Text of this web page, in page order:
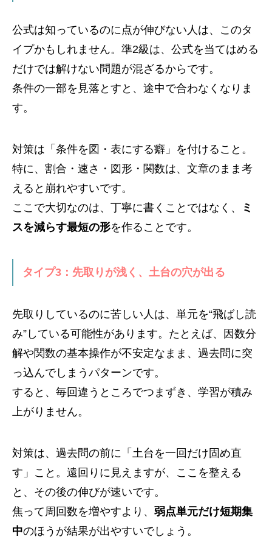
公式は知っているのに点が伸びない人は、このタ
イプかもしれません。準2級は、公式を当てはめる
だけでは解けない問題が混ざるからです。
条件の一部を見落とすと、途中で合わなくなりま
す。
対策は「条件を図・表にする癖」を付けること。
特に、割合・速さ・図形・関数は、文章のまま考
えると崩れやすいです。
ここで大切なのは、丁寧に書くことではなく、
ミ
スを減らす最短の形を作ることです。
タイプ3：先取りが浅く、土台の穴が出る
先取りしているのに苦しい人は、単元を“飛ばし読
み”している可能性があります。たとえば、因数分
解や関数の基本操作が不安定なまま、過去問に突
っ込んでしまうパターンです。
すると、毎回違うところでつまずき、学習が積み
上がりません。
対策は、過去問の前に「土台を一回だけ固め直
す」こと。遠回りに見えますが、ここを整える
と、その後の伸びが速いです。
焦って周回数を増やすより、 弱点単元だけ短期集
中のほうが結果が出やすいでしょう。